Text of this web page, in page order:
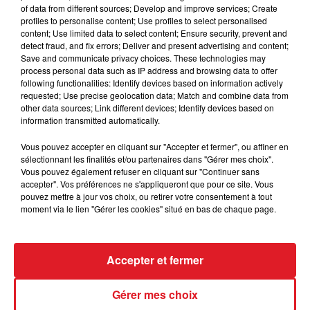
un bon rôle à jouer.
2 ELVIS DU VALLON (Dp): Son entourage voulait
l'aligner dans le Prix de Bretagne, tellement qu'il est
bien à l'entrainement. Mais s'est ravisé sur cette
catégorie, ou il sera plus à son affaire.
++++++++++++
FIL D'ACTUS
of data from different sources; Develop and improve services; Create
profiles to personalise content; Use profiles to select personalised
content; Use limited data to select content; Ensure security, prevent and
detect fraud, and fix errors; Deliver and present advertising and content;
Save and communicate privacy choices. These technologies may
process personal data such as IP address and browsing data to offer
following functionalities: Identify devices based on information actively
requested; Use precise geolocation data; Match and combine data from
other data sources; Link different devices; Identify devices based on
information transmitted automatically.
Vous pouvez accepter en cliquant sur "Accepter et fermer", ou affiner en
sélectionnant les finalités et/ou partenaires dans "Gérer mes choix".
Vous pouvez également refuser en cliquant sur "Continuer sans
accepter". Vos préférences ne s'appliqueront que pour ce site. Vous
pouvez mettre à jour vos choix, ou retirer votre consentement à tout
moment via le lien "Gérer les cookies" situé en bas de chaque page.
Gérer mes choix
Accepter et fermer